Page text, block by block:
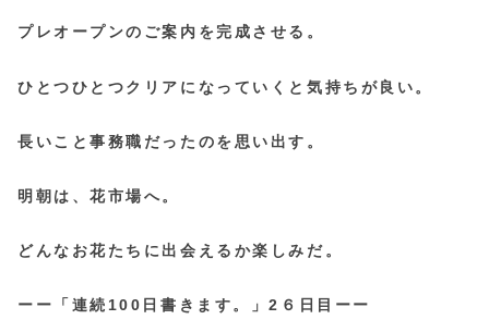
プレオープンのご案内を完成させる。
ひとつひとつクリアになっていくと気持ちが良い。
長いこと事務職だったのを思い出す。
明朝は、花市場へ。
どんなお花たちに出会えるか楽しみだ。
ーー「連続100日書きます。」2６日目ーー